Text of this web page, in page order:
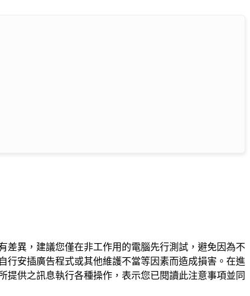
差異，建議您僅在非工作用的電腦先行測試，避免因為不
行安插廣告程式或其他維護不當等因素而造成損害。在進
供之訊息執行各種操作，表示您已閱讀此注意事項並同